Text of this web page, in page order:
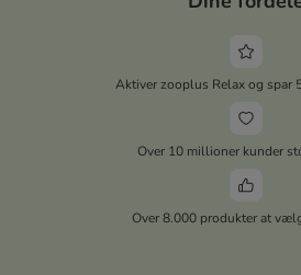
Aktiver zooplus Relax og spar
Over 10 millioner kunder
Over 8.000 produkter at